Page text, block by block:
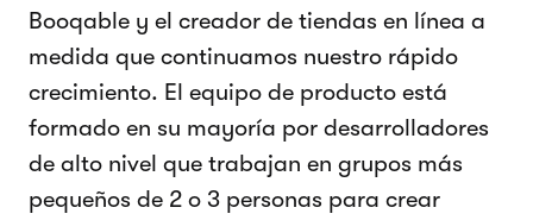
Booqable y el creador de tiendas en línea a
medida que continuamos nuestro rápido
crecimiento. El equipo de producto está
formado en su mayoría por desarrolladores
de alto nivel que trabajan en grupos más
pequeños de 2 o 3 personas para crear